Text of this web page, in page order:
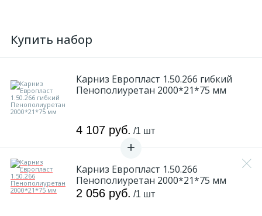
Купить набор
Карниз Европласт 1.50.266 гибкий
Пенополиуретан 2000*21*75 мм
4 107 руб. /1 шт
Карниз Европласт 1.50.266
Пенополиуретан 2000*21*75 мм
2 056 руб. /1 шт